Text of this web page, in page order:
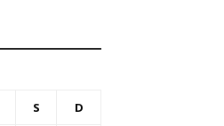
S D